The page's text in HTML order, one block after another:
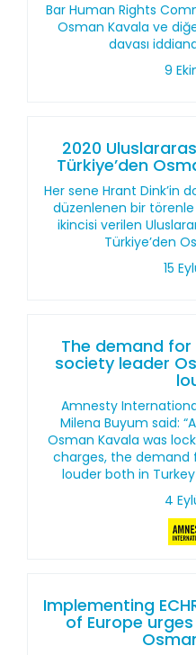
Bar Human Rights
Osman Kavala ve
davası
9
2020
Türkiye’den
Her sene Hrant Dink’in
düzenlenen bir
ikincisi verilen
Türkiye’den
15
The demand
society leader
Amnesty
Milena Buyum said:
Osman Kavala was
charges, the demand
louder both in
4
Implementing
of Europe